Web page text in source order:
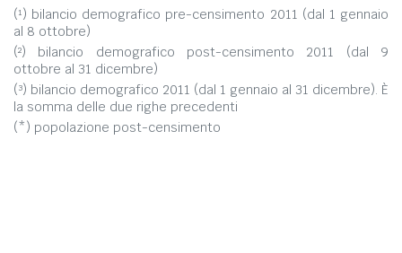
(¹) bilancio demografico pre-censimento 2011 (dal 1 gennaio
al 8 ottobre)
(²) bilancio demografico post-censimento 2011 (dal 9
ottobre al 31 dicembre)
(³) bilancio demografico 2011 (dal 1 gennaio al 31 dicembre). È
la somma delle due righe precedenti
(*) popolazione post-censimento